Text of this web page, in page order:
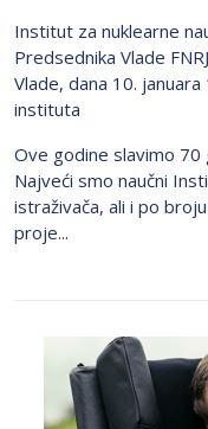
Institut za nuklearne
Predsednika Vlade
Vlade, dana 10.
instituta
Ove godine slavimo 70
Najveći smo naučni
istraživača, ali i po
proje...